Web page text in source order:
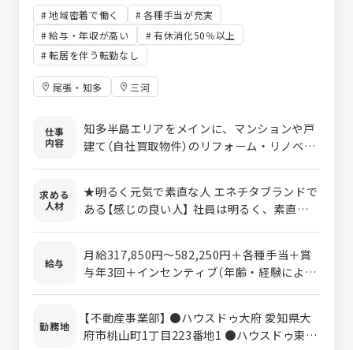
地域密着で働く
各種手当が充実
給与・年収が高い
有休消化50％以上
転居を伴う転勤なし
尾張・知多 三河
仕事
内容
知多半島エリアをメインに、マンションや戸
建て（自社買取物件）のリフォーム・リノベー
ていただきます。 【具体的な業務内容】 ■営
業が契約してきた物件に対し、リフォーム仕
様の打ち合わせから参加 ■メーカーとの現地
調査や打ち合わせに同行し、その後の施工管
理業務 ■指示書作成や商品発注などの段取り
用車貸与あり 【教育体制について】OJTで3ヵ
月程度を目安に、先輩・上司が丁寧に指導い
求める
人材
★明るく元気で素直な人 エネチタブランドで
ある【感じの良い人】 社員は明るく、素直な人
要と考えています。 ★すぐに行動できる人 一
般的な企業に比べ、更にスピード感が重視さ
れています。日々の業務はもちろん、お客様
への対応、業務改善、あらゆる場面でスピー
ド感を求めています。 業務を早く終わらせる
給与
月給317,850円～582,250円＋各種手当＋賞
与年3回＋インセンティブ（年齢・経験によっ
過分は別途支給します。 【モデル年収】 2年
目 540万円程度 5年目 850万円程度 賞
勤務地
【不動産事業部】 ●ハウスドゥ大府 愛知県大
府市桃山町1丁目223番地1 ●ハウスドゥ東海